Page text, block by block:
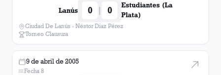
Lanús 0 | 0
Estudiantes (La
Plata)
Ciudad De Lanús - Néstor Diaz Pérez
Torneo Clausura
9 de abril de 2005
Fecha 8